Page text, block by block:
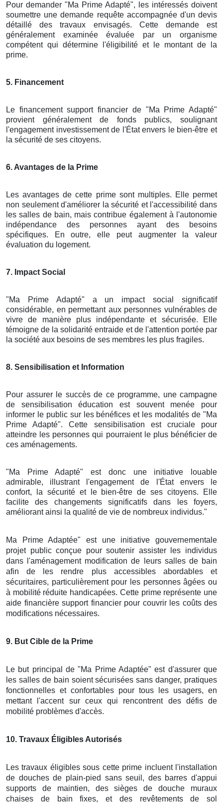
Pour demander "Ma Prime Adapté", les intéressés doivent
soumettre une demande requête accompagnée d'un devis
détaillé des travaux envisagés. Cette demande est
généralement examinée évaluée par un organisme
compétent qui détermine l'éligibilité et le montant de la
prime.
5. Financement
Le financement support financier de "Ma Prime Adapté"
provient généralement de fonds publics, soulignant
l'engagement investissement de l'État envers le bien-être et
la sécurité de ses citoyens.
6. Avantages de la Prime
Les avantages de cette prime sont multiples. Elle permet
non seulement d'améliorer la sécurité et l'accessibilité dans
les salles de bain, mais contribue également à l'autonomie
indépendance des personnes ayant des besoins
spécifiques. En outre, elle peut augmenter la valeur
évaluation du logement.
7. Impact Social
"Ma Prime Adapté" a un impact social significatif
considérable, en permettant aux personnes vulnérables de
vivre de manière plus indépendante et sécurisée. Elle
témoigne de la solidarité entraide et de l'attention portée par
la société aux besoins de ses membres les plus fragiles.
8. Sensibilisation et Information
Pour assurer le succès de ce programme, une campagne
de sensibilisation éducation est souvent menée pour
informer le public sur les bénéfices et les modalités de "Ma
Prime Adapté". Cette sensibilisation est cruciale pour
atteindre les personnes qui pourraient le plus bénéficier de
ces aménagements.
"Ma Prime Adapté" est donc une initiative louable
admirable, illustrant l'engagement de l'État envers le
confort, la sécurité et le bien-être de ses citoyens. Elle
facilite des changements significatifs dans les foyers,
améliorant ainsi la qualité de vie de nombreux individus."
Ma Prime Adaptée" est une initiative gouvernementale
projet public conçue pour soutenir assister les individus
dans l'aménagement modification de leurs salles de bain
afin de les rendre plus accessibles abordables et
sécuritaires, particulièrement pour les personnes âgées ou
à mobilité réduite handicapées. Cette prime représente une
aide financière support financier pour couvrir les coûts des
modifications nécessaires.
9. But Cible de la Prime
Le but principal de "Ma Prime Adaptée" est d'assurer que
les salles de bain soient sécurisées sans danger, pratiques
fonctionnelles et confortables pour tous les usagers, en
mettant l'accent sur ceux qui rencontrent des défis de
mobilité problèmes d'accès.
10. Travaux Éligibles Autorisés
Les travaux éligibles sous cette prime incluent l'installation
de douches de plain-pied sans seuil, des barres d'appui
supports de maintien, des sièges de douche muraux
chaises de bain fixes, et des revêtements de sol